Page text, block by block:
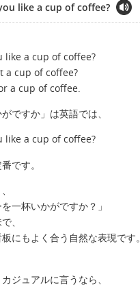
like a cup of coffee?
like a cup of coffee?
a cup of coffee?
a cup of coffee.
がですか」は英語では、
like a cup of coffee?
です。
を一杯いかがですか？」
、
にもよく合う自然な表現です。
ジュアルに言うなら、